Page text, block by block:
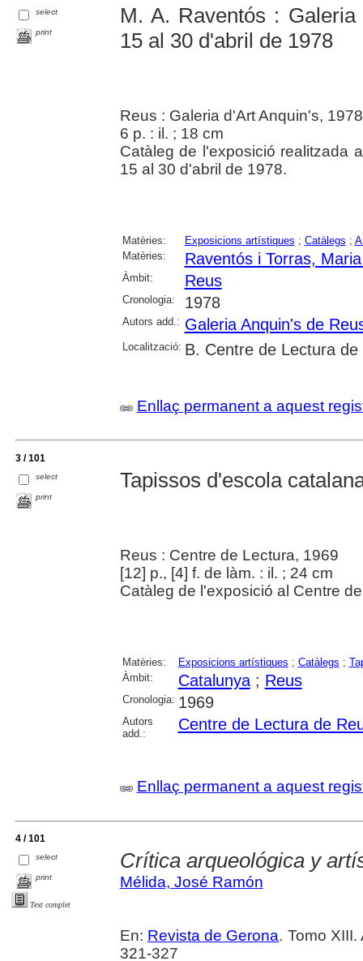
select
print
M. A. Raventós :
15 al 30 d'abril de 1978
Reus : Galeria d'Art Anquin's, 1978
6 p. : il. ; 18 cm
Catàleg de l'exposició realitzada
15 al 30 d'abril de 1978.
Matèries: Exposicions artístiques ; Catàlegs ;
Matèries:
Raventós i Torras,
Àmbit: Reus
Cronologia: 1978
Autors add.: Galeria Anquin's de
Localització: B. Centre de Lectura de
Enllaç permanent a aquest
3 / 101
select
print
Tapissos d'escola
Reus : Centre de Lectura, 1969
[12] p., [4] f. de làm. : il. ; 24 cm
Catàleg de l'exposició al Centre
Matèries: Exposicions artístiques ; Catàlegs ;
Àmbit:
Catalunya; Reus
Cronologia: 1969
Autors
add.:
Centre de Lectura de
Enllaç permanent a aquest
4 / 101
select
print
Text complet
Crítica arqueológica y
Mélida, José Ramón
En: Revista de Gerona. Tomo
321-327